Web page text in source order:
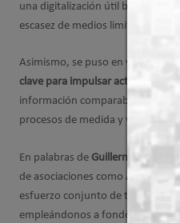
una digitalización útil basada en
escasez de medios limita la
Asimismo, se puso en valor el
clave para impulsar actuaciones
información comparables que
procesos de medida y
En palabras de Guillermo López
de asociaciones como ASDAE en
esfuerzo conjunto de todos, el
empleándonos a fondo en